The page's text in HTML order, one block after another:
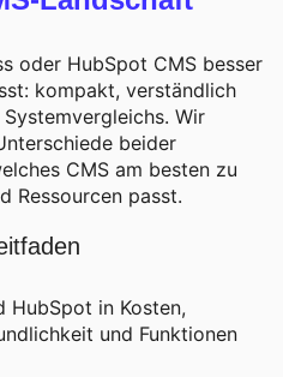
oder HubSpot CMS besser
kompakt, verständlich
Wir
beider
CMS am besten zu
Ressourcen passt.
HubSpot in Kosten,
und Funktionen